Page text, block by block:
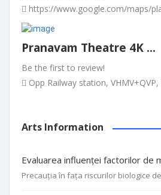
https://www.google.com/maps/
Pranavam Theatre 4K ...
Be the first to review!
Opp Railway station, VHMV+QVP,
Arts Information
Evaluarea influenței factorilor de
Precauția în fața riscurilor biologice